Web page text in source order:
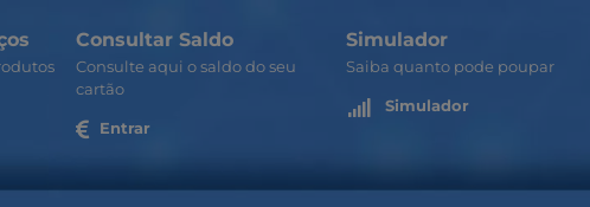
Consultar Saldo
Consulte aqui o saldo do seu
cartão
 Entrar
Simulador
Saiba quanto pode poupar
 Simulador